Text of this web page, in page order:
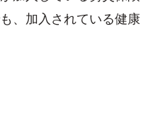
、加入されている健康